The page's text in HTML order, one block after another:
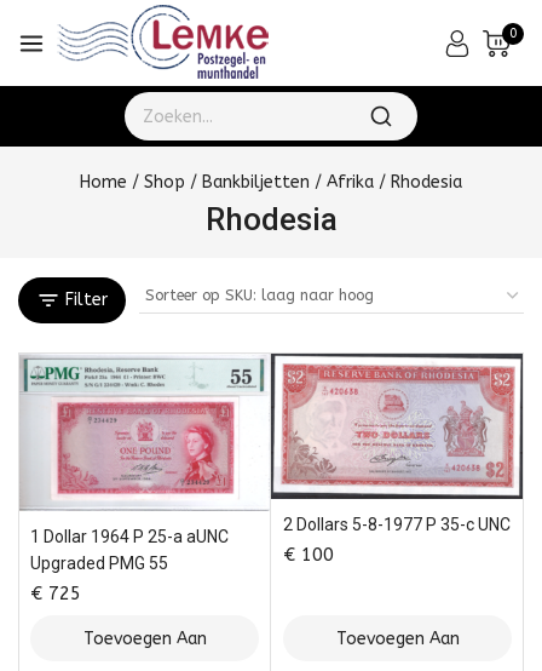
0
Home / Shop / Bankbiljetten / Afrika / Rhodesia
Rhodesia
Filter
1 Dollar 1964 P 25-a aUNC
Upgraded PMG 55
€ 725
Toevoegen Aan
2 Dollars 5-8-1977 P 35-c UNC
€ 100
Toevoegen Aan